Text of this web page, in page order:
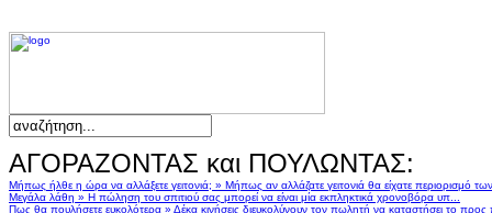
ΑΓΟΡΑΖΟΝΤΑΣ και ΠΟΥΛΩΝΤΑΣ:
Μήπως ήλθε η ώρα να αλλάξετε γειτονιά; » Μήπως αν αλλάζατε γειτονιά θα είχατε περιορισμό
Μεγάλα λάθη » Η πώληση του σπιτιού σας μπορεί να είναι μία εκπληκτικά χρονοβόρα υπ...
Πως θα πουλήσετε ευκολότερα » Δέκα κινήσεις διευκολύνουν τον πωλητή να καταστήσει το